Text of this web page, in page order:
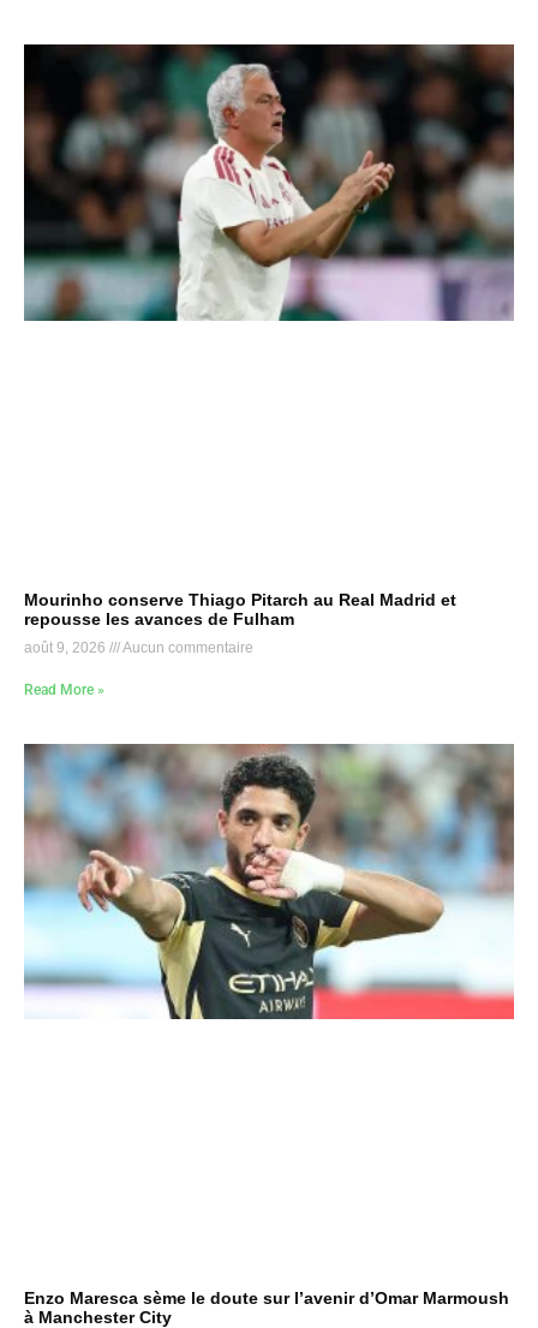
Mourinho conserve Thiago Pitarch au Real Madrid et
repousse les avances de Fulham
août 9, 2026 Aucun commentaire
Read More »
Enzo Maresca sème le doute sur l’avenir d’Omar Marmoush
à Manchester City